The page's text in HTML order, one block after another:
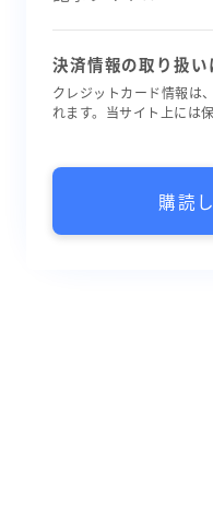
決済情報の取り扱い
クレジットカード情報は
れます。当サイト上には
購読